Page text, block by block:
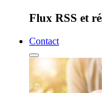
Flux RSS et
Contact